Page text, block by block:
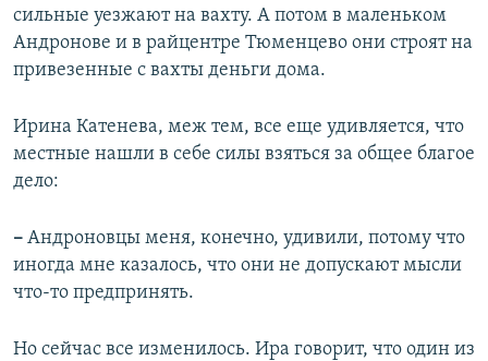
сильные уезжают на вахту. А потом в маленьком
Андронове и в райцентре Тюменцево они строят на
привезенные с вахты деньги дома.
Ирина Катенева, меж тем, все еще удивляется, что
местные нашли в себе силы взяться за общее благое
дело:
– Андроновцы меня, конечно, удивили, потому что
иногда мне казалось, что они не допускают мысли
что-то предпринять.
Но сейчас все изменилось. Ира говорит, что один из